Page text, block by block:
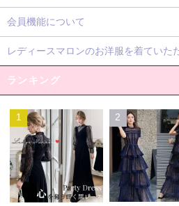
会員機能について
レディースマロンのお洋服を着ていた
ランキング
1 2